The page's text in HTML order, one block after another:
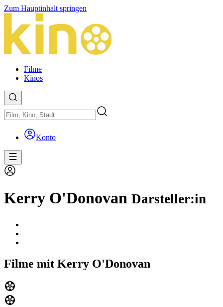
Zum Hauptinhalt springen
Filme
Kinos
Konto
Kerry O'Donovan Darsteller:in
Filme mit Kerry O'Donovan